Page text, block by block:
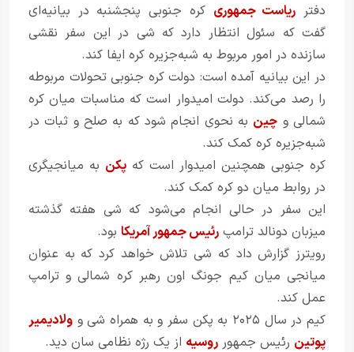
دفتر ریاست جمهوری کره جنوبی پنجشنبه در بیانیه‌ای
گفت که سئول انتظار دارد که شی در این سفر نقشی
سازنده در امور مربوط به شبه‌جزیره کره ایفا کند.
در این بیانیه آمده است: دولت کره جنوبی تحولات مربوطه
را رصد می‌کند. دولت امیدوار است که مناسبات میان کره
شمالی و چین به نحوی انجام شود که به صلح و ثبات در
شبه‌جزیره کره کمک کند.
کره جنوبی همچنین امیدوار است که پکن به میانجیگری
در روابط میان دو کره کمک کند.
این سفر در حالی انجام می‌شود که شی هفته گذشته
میزبان دونالد ترامپ رئیس جمهور آمریکا بود.
رویترز گزارش داد که شی تلاش خواهد کرد که به عنوان
میانجی میان کیم جونگ اون رهبر کره شمالی و ترامپ
عمل کند.
کیم در سال ۲۰۲۵ به پکن سفر و به همراه شی و
ولادیمیر
پوتین رئیس جمهور روسیه از یک رژه نظامی سان دید.